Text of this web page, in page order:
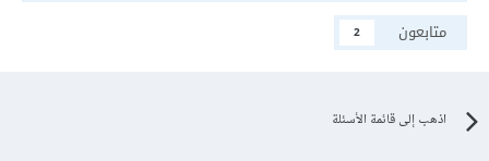
متابعون
2
اذهب إلى قائمة الأسئلة